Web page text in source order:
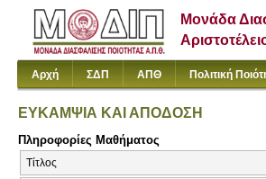
Μονάδα
Αρχή ΣΔΠ ΑΠΘ Πολιτική
ΕΥΚΑΜΨΙΑ ΚΑΙ ΑΠΟΔΟΣΗ
Πληροφορίες Μαθήματος
Τίτλος